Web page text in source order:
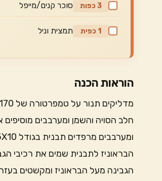
3 כפות סוכר קנים/מייפל
1 כפית תמצית וניל
הוראות הכנה
חלב הסויה והשמן ומערבבים
הבראוניז לתבנית שמים את רכיבי
הגבינה מעל הבראוניז ומקשטים